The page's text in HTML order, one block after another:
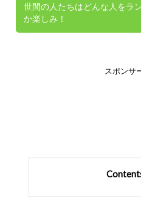
世間の人たちはどんな人をラ
か楽しみ！
スポンサ